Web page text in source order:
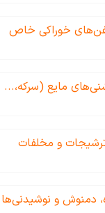
خوراکی خاص
مایع (سرکه،...
و مخلفات
دمنوش و نوشیدنی‌ها